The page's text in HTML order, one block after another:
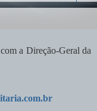
a Direção-Geral da